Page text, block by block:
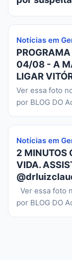
Notícias em
04/08 - A
LIGAR
Ver essa foto
por BLOG DO
Notícias em
2 MINUTOS
VIDA.
Ver essa foto
por BLOG DO